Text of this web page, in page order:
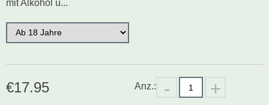
mit Alkohol u...
€17.95 Anz.: